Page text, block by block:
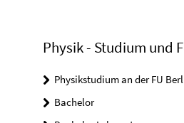
Physik - Studium und
Physikstudium an der FU
Bachelor